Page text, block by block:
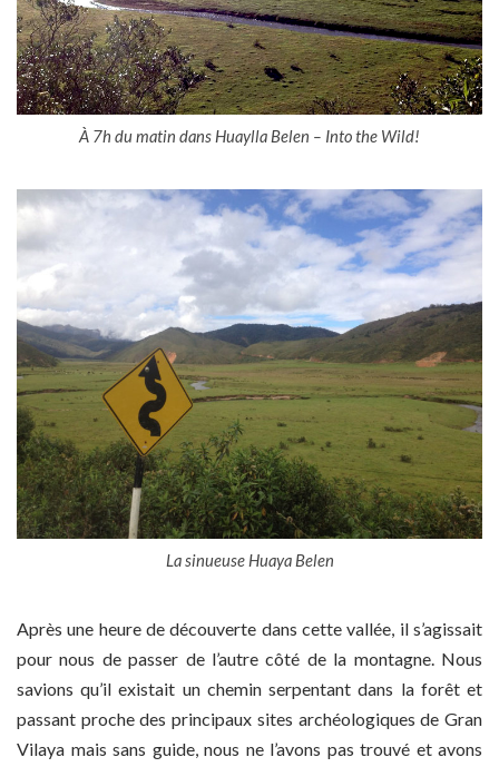
À 7h du matin dans Huaylla Belen – Into the Wild!
La sinueuse Huaya Belen
Après une heure de découverte dans cette vallée, il s’agissait
pour nous de passer de l’autre côté de la montagne. Nous
savions qu’il existait un chemin serpentant dans la forêt et
passant proche des principaux sites archéologiques de Gran
Vilaya mais sans guide, nous ne l’avons pas trouvé et avons